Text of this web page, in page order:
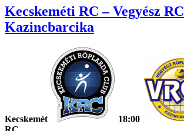
Kecskeméti RC – Vegyész RC
Kazincbarcika
Kecskemét 18:00